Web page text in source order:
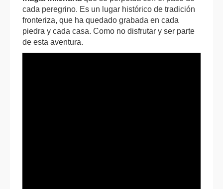
cada peregrino. Es un lugar histórico de tradición
fronteriza, que ha quedado grabada en cada
piedra y cada casa. Como no disfrutar y ser parte
de esta aventura.